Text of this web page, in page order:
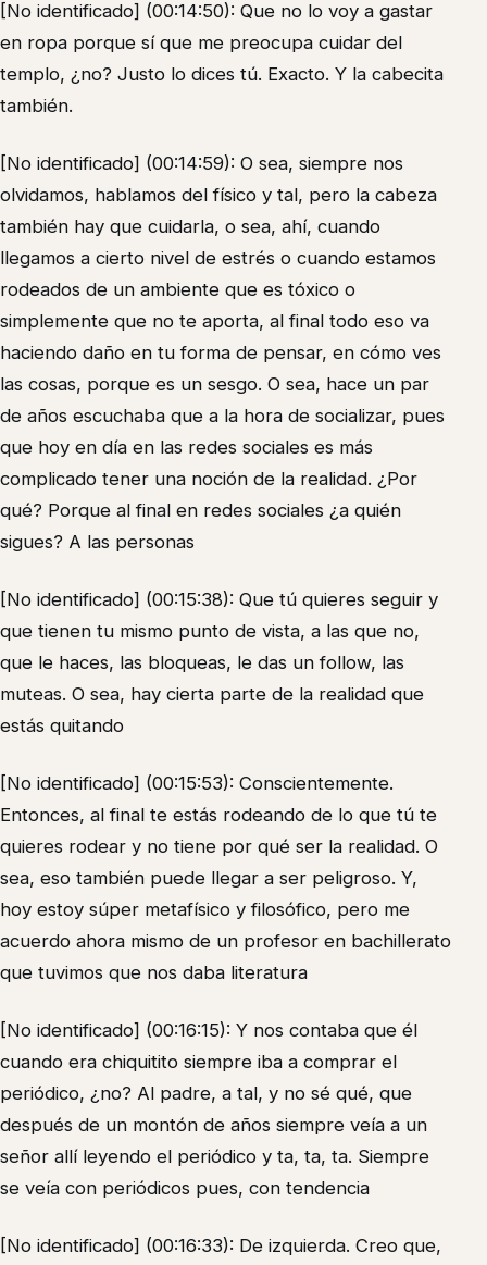
[No identificado] (00:14:50): Que no lo voy a gastar
en ropa porque sí que me preocupa cuidar del
templo, ¿no? Justo lo dices tú. Exacto. Y la cabecita
también.
[No identificado] (00:14:59): O sea, siempre nos
olvidamos, hablamos del físico y tal, pero la cabeza
también hay que cuidarla, o sea, ahí, cuando
llegamos a cierto nivel de estrés o cuando estamos
rodeados de un ambiente que es tóxico o
simplemente que no te aporta, al final todo eso va
haciendo daño en tu forma de pensar, en cómo ves
las cosas, porque es un sesgo. O sea, hace un par
de años escuchaba que a la hora de socializar, pues
que hoy en día en las redes sociales es más
complicado tener una noción de la realidad. ¿Por
qué? Porque al final en redes sociales ¿a quién
sigues? A las personas
[No identificado] (00:15:38): Que tú quieres seguir y
que tienen tu mismo punto de vista, a las que no,
que le haces, las bloqueas, le das un follow, las
muteas. O sea, hay cierta parte de la realidad que
estás quitando
[No identificado] (00:15:53): Conscientemente.
Entonces, al final te estás rodeando de lo que tú te
quieres rodear y no tiene por qué ser la realidad. O
sea, eso también puede llegar a ser peligroso. Y,
hoy estoy súper metafísico y filosófico, pero me
acuerdo ahora mismo de un profesor en bachillerato
que tuvimos que nos daba literatura
[No identificado] (00:16:15): Y nos contaba que él
cuando era chiquitito siempre iba a comprar el
periódico, ¿no? Al padre, a tal, y no sé qué, que
después de un montón de años siempre veía a un
señor allí leyendo el periódico y ta, ta, ta. Siempre
se veía con periódicos pues, con tendencia
[No identificado] (00:16:33): De izquierda. Creo que,